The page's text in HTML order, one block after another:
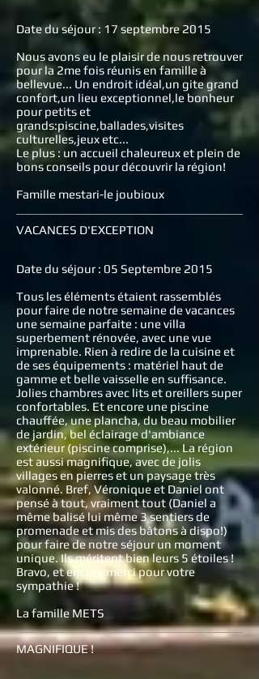
Date du séjour : 17 septembre 2015
Nous avons eu le plaisir de nous retrouver
pour la 2me fois réunis en famille à
bellevue... Un endroit idéal,un gite grand
confort,un lieu exceptionnel,le bonheur
pour petits et
grands:piscine,ballades,visites
culturelles,jeux etc...
Le plus : un accueil chaleureux et plein de
bons conseils pour découvrir la région!
Famille mestari-le joubioux
VACANCES D'EXCEPTION
Date du séjour : 05 Septembre 2015
Tous les éléments étaient rassemblés
pour faire de notre semaine de vacances
une semaine parfaite : une villa
superbement rénovée, avec une vue
imprenable. Rien à redire de la cuisine et
de ses équipements : matériel haut de
gamme et belle vaisselle en suffisance.
Jolies chambres avec lits et oreillers super
confortables. Et encore une piscine
chauffée, une plancha, du beau mobilier
de jardin, bel éclairage d'ambiance
extérieur (piscine comprise),... La région
est aussi magnifique, avec de jolis
villages en pierres et un paysage très
valonné. Bref, Véronique et Daniel ont
pensé à tout, vraiment tout (Daniel a
même balisé lui même 3 sentiers de
promenade et mis des bâtons à dispo!)
pour faire de notre séjour un moment
unique. Ils méritent bien leurs 5 étoiles !
Bravo, et encore merci pour votre
sympathie !
La famille METS
MAGNIFIQUE !